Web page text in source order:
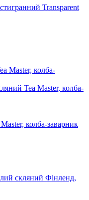
Transparent
колба-заварник